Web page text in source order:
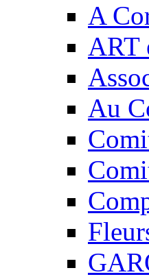
A
ART
Au